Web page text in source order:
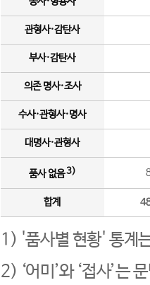
관형사·감탄사
부사·감탄사
의존 명사·조사
수사·관형사·명사
대명사·관형사
품사 없음3)
합계
1) '품사별 현황' 통계
2) ‘어미’와 ‘접사’는